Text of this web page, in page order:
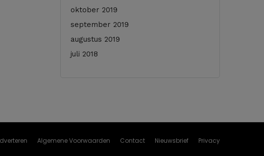
oktober 2019
september 2019
augustus 2019
juli 2018
Algemene Voorwaarden Contact Nieuwsbrief Privacy